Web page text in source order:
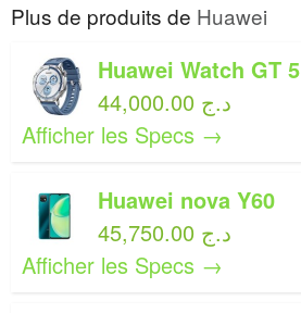
Plus de produits de Huawei
Huawei Watch GT 5
44,000.00 د.ج
Afficher les Specs →
Huawei nova Y60
45,750.00 د.ج
Afficher les Specs →